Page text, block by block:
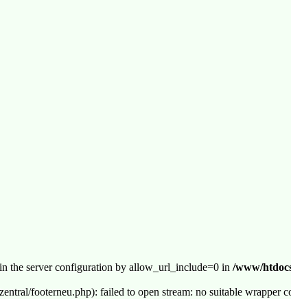
the server configuration by allow_url_include=0 in /www/
footerneu.php): failed to open stream: no suitable wrapper